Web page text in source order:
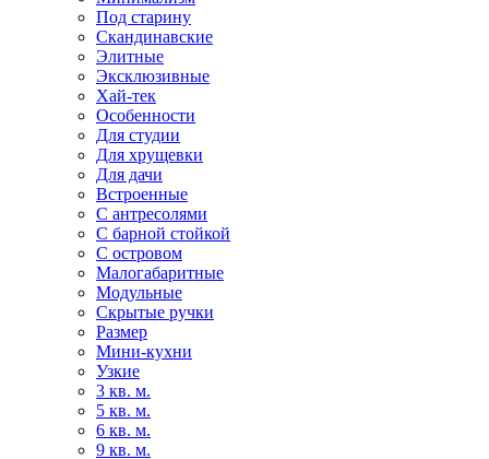
Под старину
Скандинавские
Элитные
Эксклюзивные
Хай-тек
Особенности
Для студии
Для хрущевки
Для дачи
Встроенные
С антресолями
С барной стойкой
С островом
Малогабаритные
Модульные
Скрытые ручки
Размер
Мини-кухни
Узкие
3 кв. м.
5 кв. м.
6 кв. м.
9 кв. м.